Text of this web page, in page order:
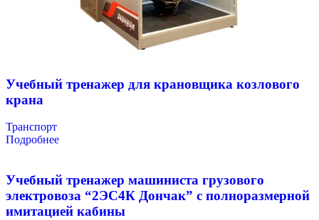
Учебный тренажер для крановщика козлового
крана
Транспорт
Подробнее
Учебный тренажер машиниста грузового
электровоза “2ЭС4К Дончак” с полноразмерной
имитацией кабины